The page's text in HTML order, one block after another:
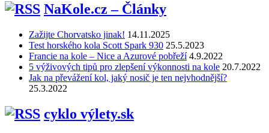
NaKole.cz – Články
Zažijte Chorvatsko jinak! 14.11.2025
Test horského kola Scott Spark 930 25.5.2023
Francie na kole – Nice a Azurové pobřeží 4.9.2022
5 výživových tipů pro zlepšení výkonnosti na kole 20.7.2022
Jak na převážení kol, jaký nosič je ten nejvhodnější?
25.3.2022
cyklo výlety.sk